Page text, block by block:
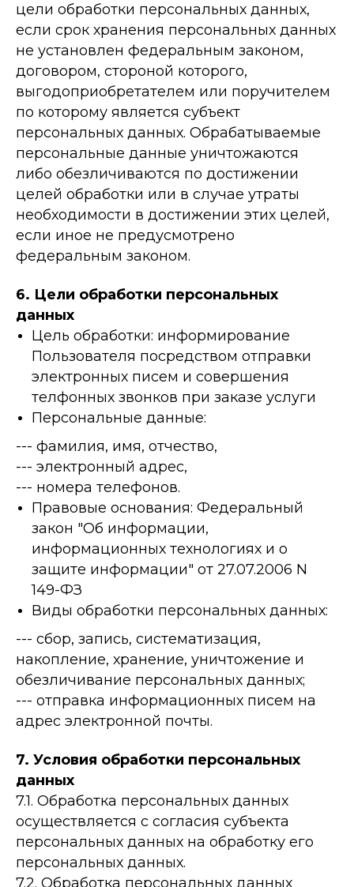
цели обработки персональных данных,
если срок хранения персональных данных
не установлен федеральным законом,
договором, стороной которого,
выгодоприобретателем или поручителем
по которому является субъект
персональных данных. Обрабатываемые
персональные данные уничтожаются
либо обезличиваются по достижении
целей обработки или в случае утраты
необходимости в достижении этих целей,
если иное не предусмотрено
федеральным законом.
6. Цели обработки персональных
данных
Цель обработки: информирование
Пользователя посредством отправки
электронных писем и совершения
телфонных звонков при заказе услуги
Персональные данные:
--- фамилия, имя, отчество,
--- электронный адрес,
--- номера телефонов.
Правовые основания: Федеральный
закон "Об информации,
информационных технологиях и о
защите информации" от 27.07.2006 N
149-ФЗ
Виды обработки персональных данных:
--- сбор, запись, систематизация,
накопление, хранение, уничтожение и
обезличивание персональных данных;
--- отправка информационных писем на
адрес электронной почты.
7. Условия обработки персональных
данных
7.1. Обработка персональных данных
осуществляется с согласия субъекта
персональных данных на обработку его
персональных данных.
7.2. Обработка персональных данных